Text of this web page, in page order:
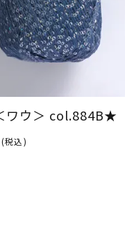
WOW＜ワウ＞ col.884B★
(税込)